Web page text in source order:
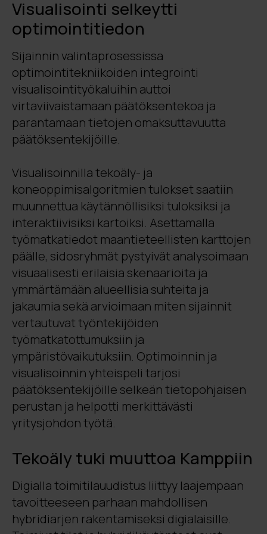
Visualisointi selkeytti
optimointitiedon
Sijainnin valintaprosessissa
optimointitekniikoiden integrointi
visualisointityökaluihin auttoi
virtaviivaistamaan päätöksentekoa ja
parantamaan tietojen omaksuttavuutta
päätöksentekijöille.
Visualisoinnilla tekoäly- ja
koneoppimisalgoritmien tulokset saatiin
muunnettua käytännöllisiksi tuloksiksi ja
interaktiivisiksi kartoiksi. Asettamalla
työmatkatiedot maantieteellisten karttojen
päälle, sidosryhmät pystyivät analysoimaan
visuaalisesti erilaisia skenaarioita ja
ymmärtämään alueellisia suhteita ja
jakaumia sekä arvioimaan miten sijainnit
vertautuvat työntekijöiden
työmatkatottumuksiin ja
ympäristövaikutuksiin. Optimoinnin ja
visualisoinnin yhteispeli tarjosi
päätöksentekijöille selkeän tietopohjaisen
perustan ja helpotti merkittävästi
yritysjohdon työtä.
Tekoäly tuki muuttoa Kamppiin
Digialla toimitilauudistus liittyy laajempaan
tavoitteeseen parhaan mahdollisen
hybridiarjen rakentamiseksi digialaisille.